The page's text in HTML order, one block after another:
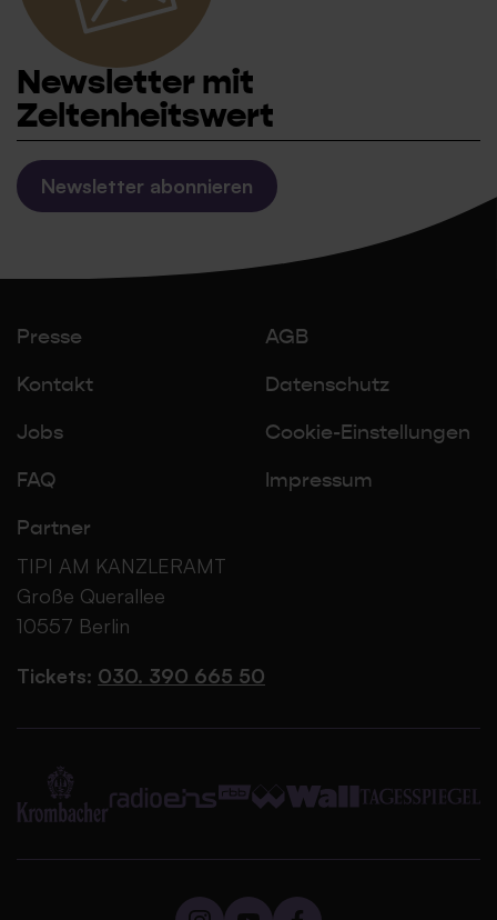
Newsletter mit
Zeltenheitswert
Newsletter abonnieren
Presse
Kontakt
Jobs
FAQ
Partner
AGB
Datenschutz
Cookie-Einstellungen
Impressum
TIPI AM KANZLERAMT
Große Querallee
10557 Berlin
Tickets: 030. 390 665 50